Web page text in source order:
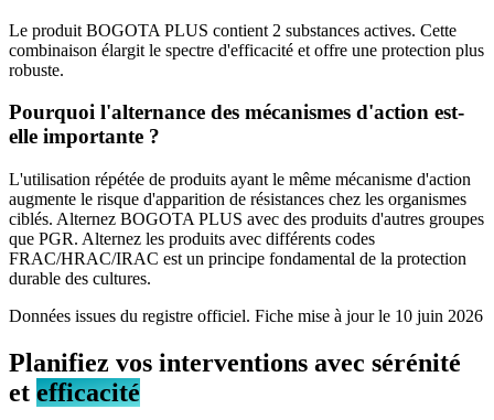
Le produit BOGOTA PLUS contient 2 substances actives. Cette
combinaison élargit le spectre d'efficacité et offre une protection plus
robuste.
Pourquoi l'alternance des mécanismes d'action est-
elle importante ?
L'utilisation répétée de produits ayant le même mécanisme d'action
augmente le risque d'apparition de résistances chez les organismes
ciblés. Alternez BOGOTA PLUS avec des produits d'autres groupes
que PGR. Alternez les produits avec différents codes
FRAC/HRAC/IRAC est un principe fondamental de la protection
durable des cultures.
Données issues du registre officiel. Fiche mise à jour le 10 juin 2026
Planifiez vos interventions avec sérénité
et efficacité